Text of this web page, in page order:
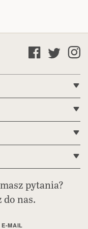
pytania?
nas.
E-MAIL(GPSR)